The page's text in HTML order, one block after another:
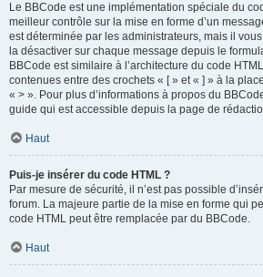
Le BBCode est une implémentation spéciale du
meilleur contrôle sur la mise en forme d’un
est déterminée par les administrateurs, mais il
la désactiver sur chaque message depuis le
BBCode est similaire à l’architecture du code
contenues entre des crochets « [ » et « ] » à la
« > ». Pour plus d’informations à propos du
guide qui est accessible depuis la page de
Haut
Puis-je insérer du code HTML ?
Par mesure de sécurité, il n’est pas possible
forum. La majeure partie de la mise en forme qui
code HTML peut être remplacée par du BBCode.
Haut